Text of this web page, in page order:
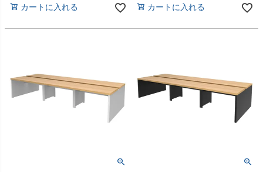
カートに入れる カートに入れる